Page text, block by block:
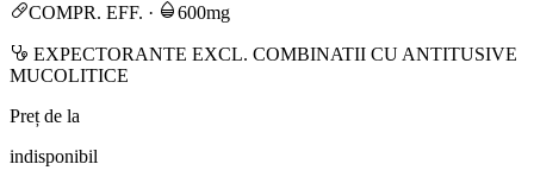
COMPR. EFF. · 600mg
EXPECTORANTE EXCL. COMBINATII CU ANTITUSIVE
MUCOLITICE
Preț de la
indisponibil